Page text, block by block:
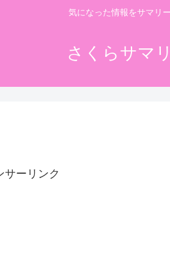
気になった情報をサマリー
さくらサマ
サーリンク